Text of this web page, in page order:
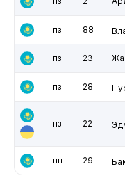
пз 88
пз 23
пз 28
пз 22
нп 29